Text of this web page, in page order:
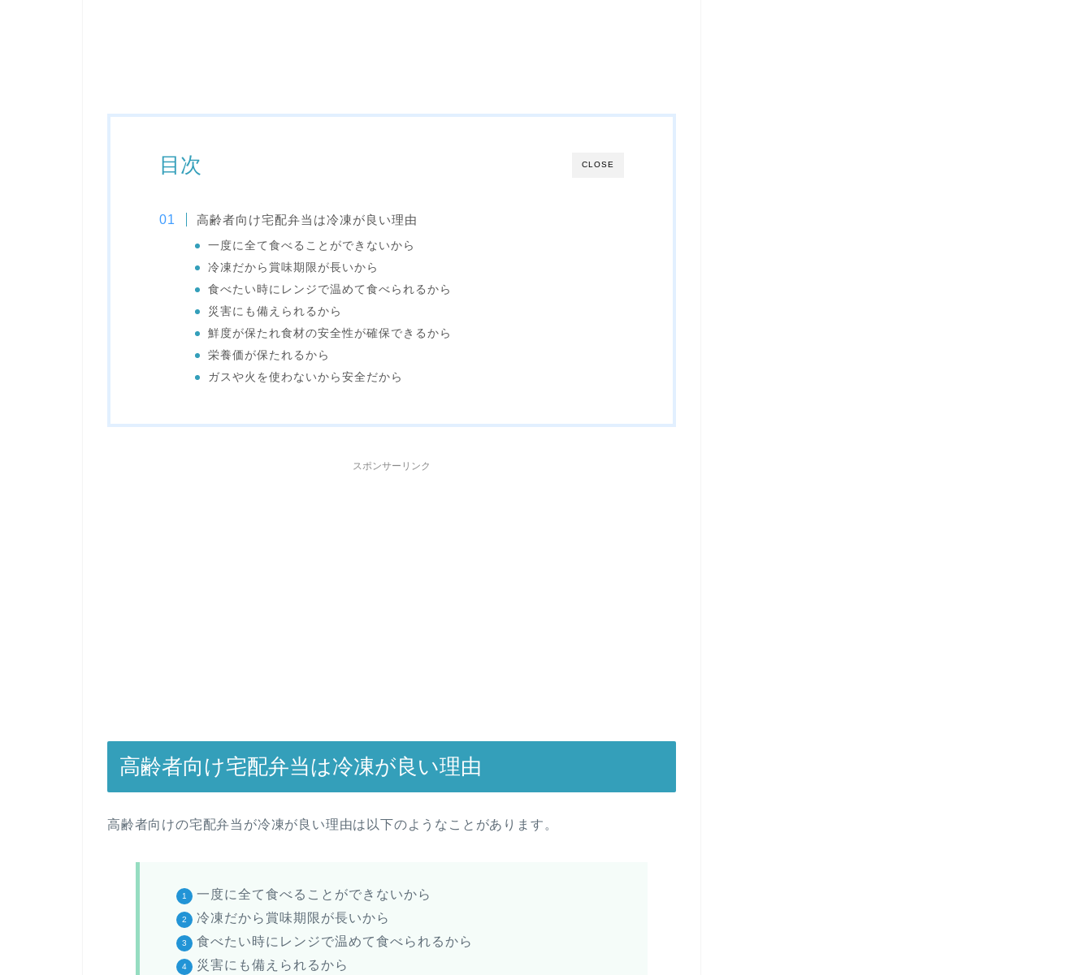
CLOSE
目次
高齢者向け宅配弁当は冷凍が良い理由
一度に全て食べることができないから
冷凍だから賞味期限が長いから
食べたい時にレンジで温めて食べられるから
災害にも備えられるから
鮮度が保たれ食材の安全性が確保できるから
栄養価が保たれるから
ガスや火を使わないから安全だから
スポンサーリンク
高齢者向け宅配弁当は冷凍が良い理由
高齢者向けの宅配弁当が冷凍が良い理由は以下のようなことがあります。
一度に全て食べることができないから
冷凍だから賞味期限が長いから
食べたい時にレンジで温めて食べられるから
災害にも備えられるから